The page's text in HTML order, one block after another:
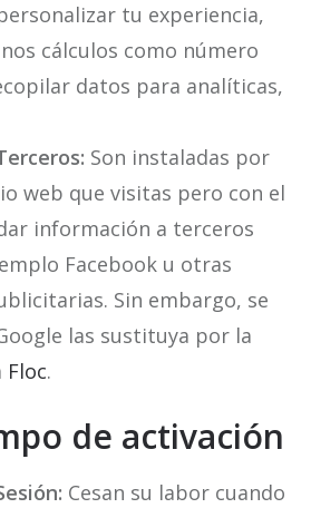
tu experiencia,
cálculos como número
datos para analíticas,
Son instaladas por
web que visitas pero con el
información a terceros
Facebook u otras
Sin embargo, se
las sustituya por la
Floc.
de activación
Cesan su labor cuando